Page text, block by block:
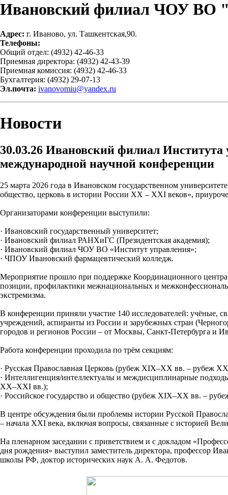
Ивановский филиал ЧОУ ВО
Адрес: г. Иваново, ул. Ташкентская,90.
Телефоны:
Общий отдел: (4932) 42-46-33
Приемная директора: (4932) 42-43-39
Приемная комиссия: (4932) 42-46-33
Бухгалтерия: (4932) 29-07-13
Эл.почта: ivanovomiu@yandex.ru
Новости
30.03.26 Ивановский филиал Института
международной научной конференции
25 марта 2026 года в Ивановском государственном
общество, церковь в истории России ХХ – ХХI веков»,
Организаторами конференции выступили:
· Ивановский государственный университет;
· Ивановский филиал РАНХиГС (Президентская академия);
· Ивановский филиал ЧОУ ВО «Институт управления»;
· ЧПОУ Ивановский фармацевтический колледж.
Мероприятие прошло при поддержке Координационного
позиции, профилактики межнациональных и
экстремизма.
В конференции приняли участие 140 исследователей: учёные,
учреждений, аспиранты из России и зарубежных стран
городов и регионов России – от Москвы, Санкт-Петербурга и
Работа конференции проходила по трём секциям:
· Русская Православная Церковь (рубеж XIX–XX вв. – рубеж
· Интеллигенция/интеллектуалы и междисциплинарные
XX–XXI вв.);
· Российское государство и общество (рубеж XIX–XX вв. –
В центре обсуждения были проблемы истории Русской
– начала ХХI века, включая вопросы, связанные с историей
На пленарном заседании с приветствием и с докладом
дня рождения» выступил заместитель директора, профессор
школы РФ, доктор исторических наук А. А. Федотов.